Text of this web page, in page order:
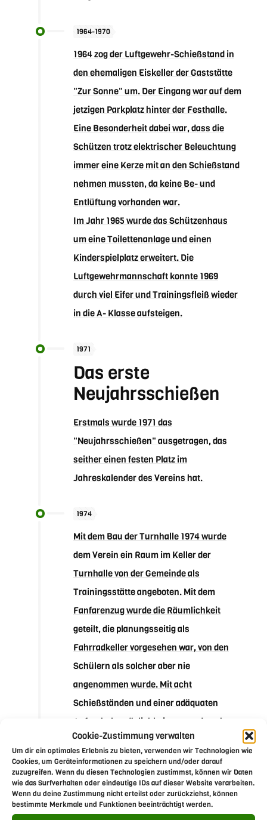
Cookie-Zustimmung verwalten
Um dir ein optimales Erlebnis zu bieten, verwenden wir Technologien wie
Cookies, um Geräteinformationen zu speichern und/oder darauf
zuzugreifen. Wenn du diesen Technologien zustimmst, können wir Daten
wie das Surfverhalten oder eindeutige IDs auf dieser Website verarbeiten.
Wenn du deine Zustimmung nicht erteilst oder zurückziehst, können
bestimmte Merkmale und Funktionen beeinträchtigt werden.
1964-1970
1964 zog der Luftgewehr-Schießstand in
den ehemaligen Eiskeller der Gaststätte
"Zur Sonne" um. Der Eingang war auf dem
jetzigen Parkplatz hinter der Festhalle.
Eine Besonderheit dabei war, dass die
Schützen trotz elektrischer Beleuchtung
immer eine Kerze mit an den Schießstand
nehmen mussten, da keine Be- und
Entlüftung vorhanden war.
Im Jahr 1965 wurde das Schützenhaus
um eine Toilettenanlage und einen
Kinderspielplatz erweitert. Die
Luftgewehrmannschaft konnte 1969
durch viel Eifer und Trainingsfleiß wieder
in die A- Klasse aufsteigen.
1971
Das erste
Neujahrsschießen
Erstmals wurde 1971 das
"Neujahrsschießen" ausgetragen, das
seither einen festen Platz im
Jahreskalender des Vereins hat.
1974
Mit dem Bau der Turnhalle 1974 wurde
dem Verein ein Raum im Keller der
Turnhalle von der Gemeinde als
Trainingsstätte angeboten. Mit dem
Fanfarenzug wurde die Räumlichkeit
geteilt, die planungsseitig als
Fahrradkeller vorgesehen war, von den
Schülern als solcher aber nie
angenommen wurde. Mit acht
Schießständen und einer adäquaten
Aufenthaltsmöglichkeit vor- und nach
dem Schießtraining gab es erstmalig die
Voraussetzung, eine attraktives und
leistungsorientiertes Training
durchzuführen. Gerade im Hinblick auf
eine effektive, kontinuierliche